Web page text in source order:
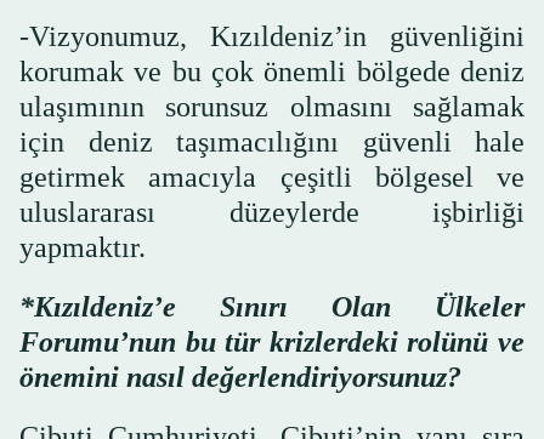
-Vizyonumuz, Kızıldeniz’in güvenliğini
korumak ve bu çok önemli bölgede deniz
ulaşımının sorunsuz olmasını sağlamak
için deniz taşımacılığını güvenli hale
getirmek amacıyla çeşitli bölgesel ve
uluslararası düzeylerde işbirliği
yapmaktır.
*Kızıldeniz’e Sınırı Olan Ülkeler
Forumu’nun bu tür krizlerdeki rolünü ve
önemini nasıl değerlendiriyorsunuz?